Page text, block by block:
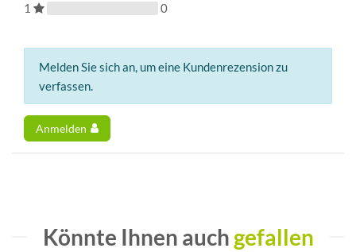
1
0
Melden Sie sich an, um eine Kundenrezension zu
verfassen.
Anmelden
Könnte Ihnen auch gefallen